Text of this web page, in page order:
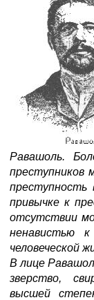
Равашоль.
преступников
привычке к
отсутствии
ненавистью
человеческой
В лице
зверство,
высшей